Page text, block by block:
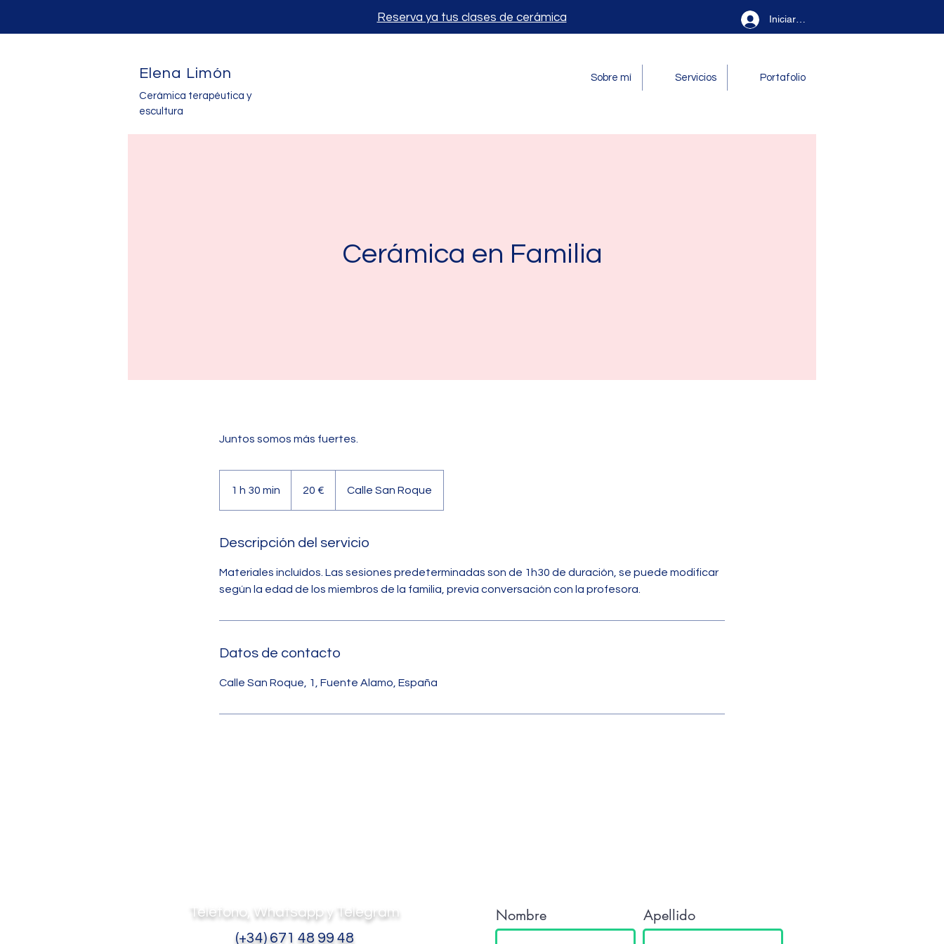
Reserva ya tus clases de cerámica Iniciar sesión
Elena Limón
Cerámica terapéutica y
escultura
Sobre mí Servicios Portafolio
Cerámica en Familia
Juntos somos más fuertes.
1 h 30 min
0
m
i
20 € Calle San Roque
Descripción del servicio
Materiales incluídos. Las sesiones predeterminadas son de 1h30 de duración, se puede modificar
según la edad de los miembros de la familia, previa conversación con la profesora.
Datos de contacto
Calle San Roque, 1, Fuente Alamo, España
Teléfono, Whatsapp y Telegram
(+34) 671 48 99 48​
Nombre Apellido